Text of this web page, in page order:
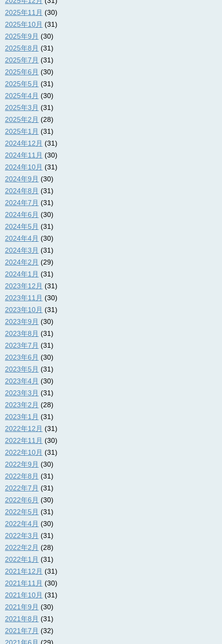
2025年11月 (30)
2025年10月 (31)
2025年9月 (30)
2025年8月 (31)
2025年7月 (31)
2025年6月 (30)
2025年5月 (31)
2025年4月 (30)
2025年3月 (31)
2025年2月 (28)
2025年1月 (31)
2024年12月 (31)
2024年11月 (30)
2024年10月 (31)
2024年9月 (30)
2024年8月 (31)
2024年7月 (31)
2024年6月 (30)
2024年5月 (31)
2024年4月 (30)
2024年3月 (31)
2024年2月 (29)
2024年1月 (31)
2023年12月 (31)
2023年11月 (30)
2023年10月 (31)
2023年9月 (30)
2023年8月 (31)
2023年7月 (31)
2023年6月 (30)
2023年5月 (31)
2023年4月 (30)
2023年3月 (31)
2023年2月 (28)
2023年1月 (31)
2022年12月 (31)
2022年11月 (30)
2022年10月 (31)
2022年9月 (30)
2022年8月 (31)
2022年7月 (31)
2022年6月 (30)
2022年5月 (31)
2022年4月 (30)
2022年3月 (31)
2022年2月 (28)
2022年1月 (31)
2021年12月 (31)
2021年11月 (30)
2021年10月 (31)
2021年9月 (30)
2021年8月 (31)
2021年7月 (32)